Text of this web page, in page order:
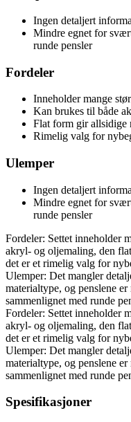
Ingen detaljert
Mindre egnet for
runde pensler
Fordeler
Inneholder mange
Kan brukes til både
Flat form gir allsidige
Rimelig valg for
Ulemper
Ingen detaljert
Mindre egnet for
runde pensler
Fordeler: Settet inneholder
akryl- og oljemaling, den
det er et rimelig valg for
Ulemper: Det mangler
materialtype, og penslene
sammenlignet med runde
Fordeler: Settet inneholder
akryl- og oljemaling, den
det er et rimelig valg for
Ulemper: Det mangler
materialtype, og penslene
sammenlignet med runde
Spesifikasjoner